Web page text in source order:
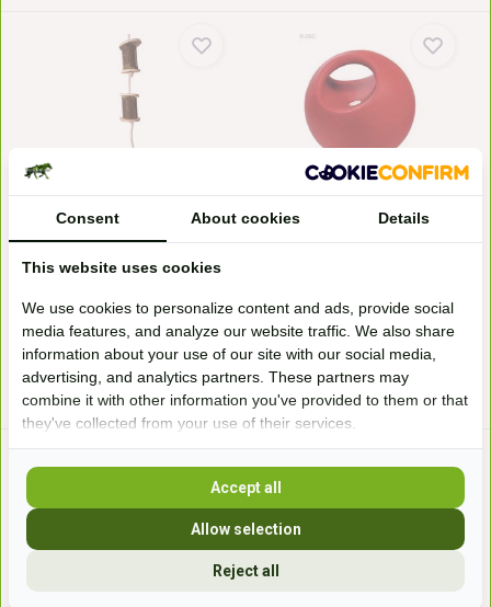
Luzerne Knusperblöcke
Spielseil mit Holz...
LAX Spielseil mit Holzscheiben
gefüllt mit Luzer...
Auf Bestellung erhältlich
* Inkl. MwSt. zzgl.Versandkosten
Spielball
robuster Spielball für...
* Inkl. MwSt. zzgl.Versandkosten
Consent About cookies Details
This website uses cookies
We use cookies to personalize content and ads, provide social
media features, and analyze our website traffic. We also share
information about your use of our site with our social media,
advertising, and analytics partners. These partners may
combine it with other information you've provided to them or that
they've collected from your use of their services.
Reject all
Allow selection
Accept all